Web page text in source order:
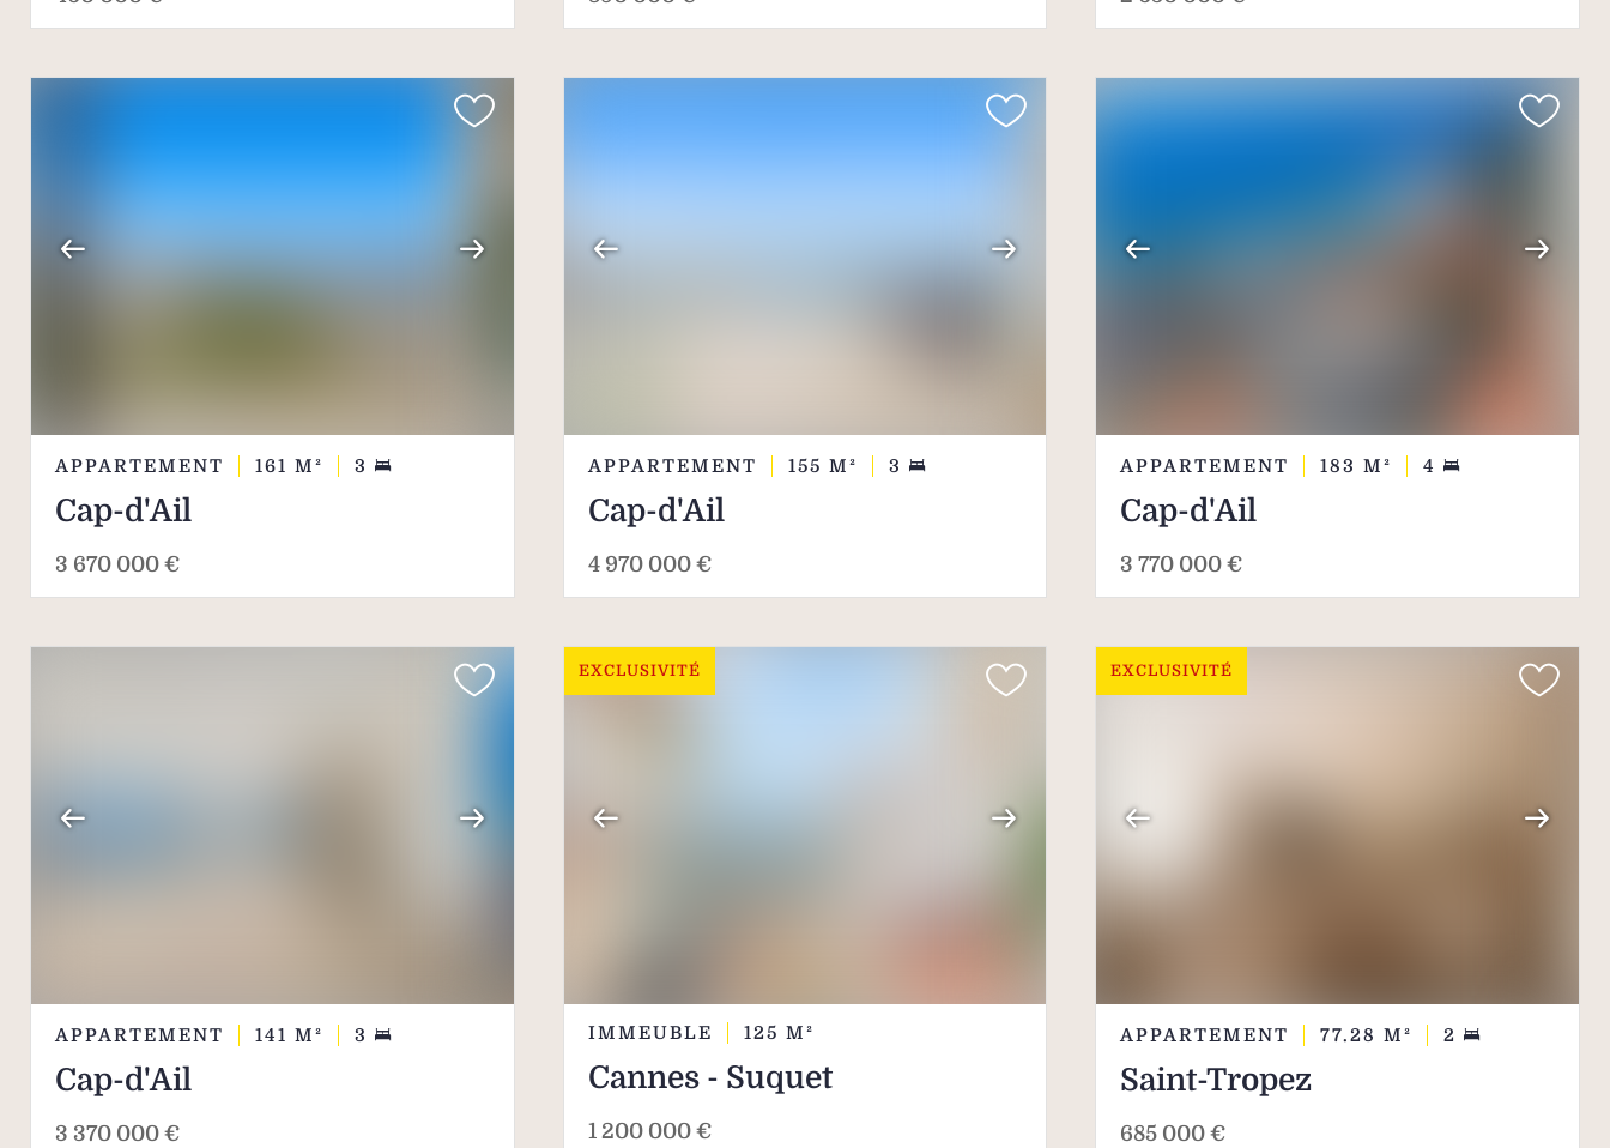
ville offre de multiples opportunités.
APPARTEMENT 161 M² 3
Cap-d'Ail
3 670 000 €
APPARTEMENT 155 M² 3
Cap-d'Ail
4 970 000 €
APPARTEMENT 183 M² 4
Cap-d'Ail
3 770 000 €
APPARTEMENT 141 M² 3
Cap-d'Ail
3 370 000 €
EXCLUSIVITÉ
IMMEUBLE 125 M²
Cannes - Suquet
1 200 000 €
EXCLUSIVITÉ
APPARTEMENT 77.28 M² 2
Saint-Tropez
685 000 €